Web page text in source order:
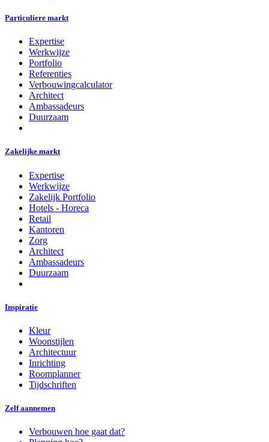
Particuliere markt
Expertise
Werkwijze
Portfolio
Referenties
Verbouwingcalculator
Architect
Ambassadeurs
Duurzaam
Zakelijke markt
Expertise
Werkwijze
Zakelijk Portfolio
Hotels - Horeca
Retail
Kantoren
Zorg
Architect
Ambassadeurs
Duurzaam
Inspiratie
Kleur
Woonstijlen
Architectuur
Inrichting
Roomplanner
Tijdschriften
Zelf aannemen
Verbouwen hoe gaat dat?